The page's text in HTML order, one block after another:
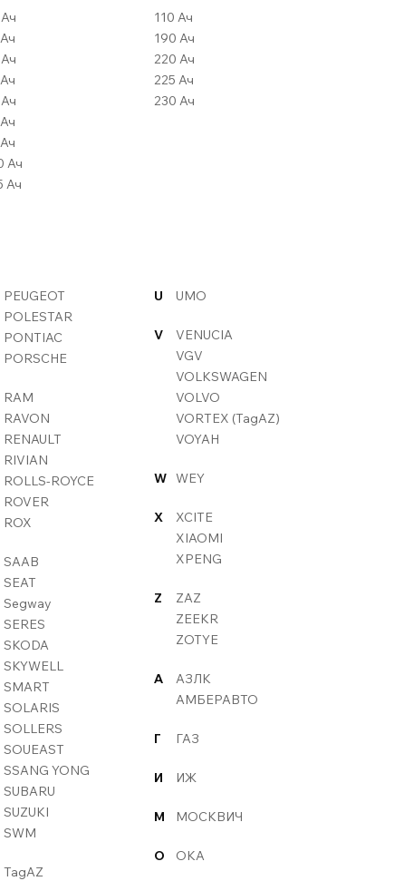
80 Ач
82 Ач
84 Ач
85 Ач
90 Ач
92 Ач
95 Ач
100 Ач
105 Ач
110 Ач
190 Ач
220 Ач
225 Ач
230 Ач
PEUGEOT
POLESTAR
PONTIAC
PORSCHE
RAM
RAVON
RENAULT
RIVIAN
ROLLS-ROYCE
ROVER
ROX
SAAB
SEAT
Segway
SERES
SKODA
SKYWELL
SMART
SOLARIS
SOLLERS
SOUEAST
SSANG YONG
SUBARU
SUZUKI
SWM
TagAZ
U UMO
V
VENUCIA
VGV
VOLKSWAGEN
VOLVO
VORTEX (TagAZ)
VOYAH
W WEY
X
XCITE
XIAOMI
XPENG
Z
ZAZ
ZEEKR
ZOTYE
А
АЗЛК
АМБЕРАВТО
Г ГАЗ
И ИЖ
М МОСКВИЧ
О ОКА